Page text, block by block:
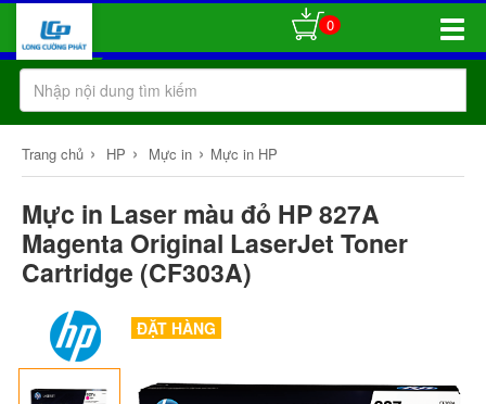
Toggle
0
Trang chủ › HP › Mực in › Mực in HP
Mực in Laser màu đỏ HP 827A
Magenta Original LaserJet Toner
Cartridge (CF303A)
ĐẶT HÀNG